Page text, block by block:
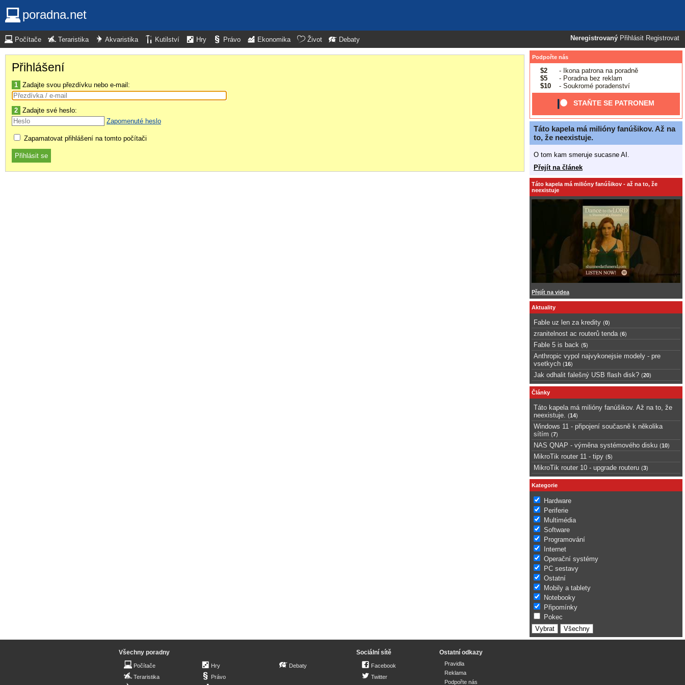
poradna.net
Neregistrovaný Přihlásit Registrovat
Počítače Teraristika Akvaristika Kutilství Hry Právo Ekonomika Život Debaty
Přihlášení
1 Zadajte svou přezdívku nebo e-mail:
2 Zadajte své heslo:
Zapomenuté heslo
Zapamatovat přihlášení na tomto počítači
Podpořte nás
$2
- Ikona patrona na poradně
$5
- Poradna bez reklam
$10
- Soukromé poradenství
STAŇTE SE PATRONEM
Táto kapela má milióny fanúšikov. Až na
to, že neexistuje.
O tom kam smeruje sucasne AI.
Přejít na článek
Táto kapela má milióny fanúšikov - až na to, že
neexistuje
Přejít na videa
Aktuality
Fable uz len za kredity (0)
zranitelnost ac routerů tenda (6)
Fable 5 is back (5)
Anthropic vypol najvykonejsie modely - pre
vsetkych (16)
Jak odhalit falešný USB flash disk? (20)
Články
Táto kapela má milióny fanúšikov. Až na to, že
neexistuje.
(14)
Windows 11 - připojení současně k několika
sítím (7)
NAS QNAP - výměna systémového disku (10)
MikroTik router 11 - tipy (5)
MikroTik router 10 - upgrade routeru (3)
Kategorie
Hardware
Periferie
Multimédia
Software
Programování
Internet
Operační systémy
PC sestavy
Ostatní
Mobily a tablety
Notebooky
Připomínky
Pokec
Všechny poradny
Počítače
Teraristika
Hry
Právo
Debaty
Sociální sítě
Facebook
Twitter
Ostatní odkazy
Pravidla
Reklama
Podpořte nás